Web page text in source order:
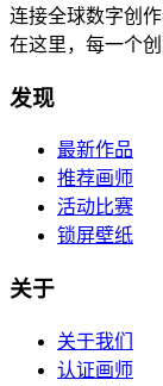
连接全球数字创
在这里，每一个
发现
最新作品
推荐画师
活动比赛
锁屏壁纸
关于
关于我们
认证画师